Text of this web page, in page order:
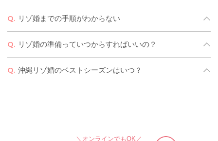
リゾ婚までの手順がわからない
まず何から始めればいいの？そんな方へ、おふたりの
のリゾ婚が見つかるまでの5つのステップ をご紹介！お店で
対面で相談をしたい、オンラインで相談したいなどふたり
の希望に合わせて相談が可能です。
リゾ婚の準備っていつからすればいいの？
挙式のご予約は
は早い段階でご予約が埋まる場合が多い
沖縄リゾ婚のベストシーズンはいつ？
＼オンラインでもOK／